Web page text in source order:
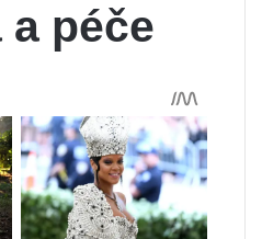
péče